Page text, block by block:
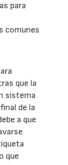
para
comunes
que la
sistema
de la
a que
que